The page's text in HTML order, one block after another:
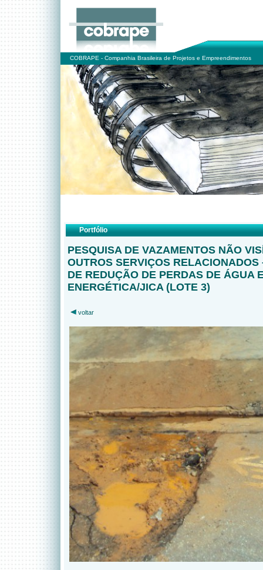
COBRAPE - Companhia Brasileira de Projetos e Empreendimentos
Portfólio
PESQUISA DE VAZAMENTOS NÃO
OUTROS SERVIÇOS RELACIONADOS
DE REDUÇÃO DE PERDAS DE ÁGUA
ENERGÉTICA/JICA (LOTE 3)
voltar